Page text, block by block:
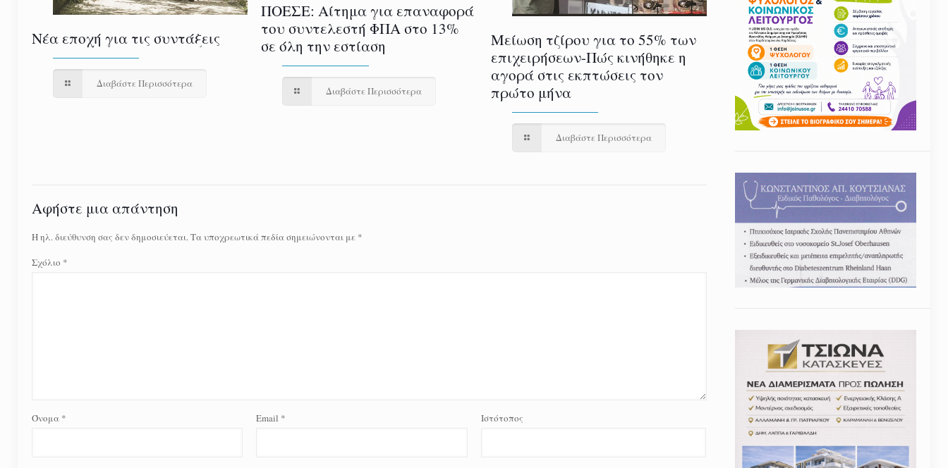
Νέα εποχή για τις συντάξεις
Διαβάστε Περισσότερα
ΠΟΕΣΕ: Αίτημα για επαναφορά
του συντελεστή ΦΠΑ στο 13%
σε όλη την εστίαση
Διαβάστε Περισσότερα
Μείωση τζίρου για το 55% των
επιχειρήσεων-Πώς κινήθηκε η
αγορά στις εκπτώσεις τον
πρώτο μήνα
Διαβάστε Περισσότερα
Αφήστε μια απάντηση
Η ηλ. διεύθυνση σας δεν δημοσιεύεται.Τα υποχρεωτικά πεδία σημειώνονται με *
Σχόλιο *
Όνομα * Email * Ιστότοπος